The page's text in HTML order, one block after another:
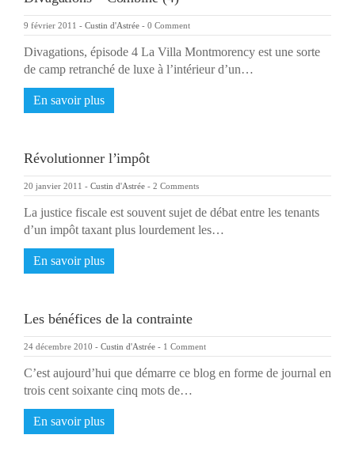
9 février 2011 - Custin d'Astrée - 0 Comment
Divagations, épisode 4 La Villa Montmorency est une sorte
de camp retranché de luxe à l’intérieur d’un…
En savoir plus
Révolutionner l’impôt
20 janvier 2011 - Custin d'Astrée - 2 Comments
La justice fiscale est souvent sujet de débat entre les tenants
d’un impôt taxant plus lourdement les…
En savoir plus
Les bénéfices de la contrainte
24 décembre 2010 - Custin d'Astrée - 1 Comment
C’est aujourd’hui que démarre ce blog en forme de journal en
trois cent soixante cinq mots de…
En savoir plus